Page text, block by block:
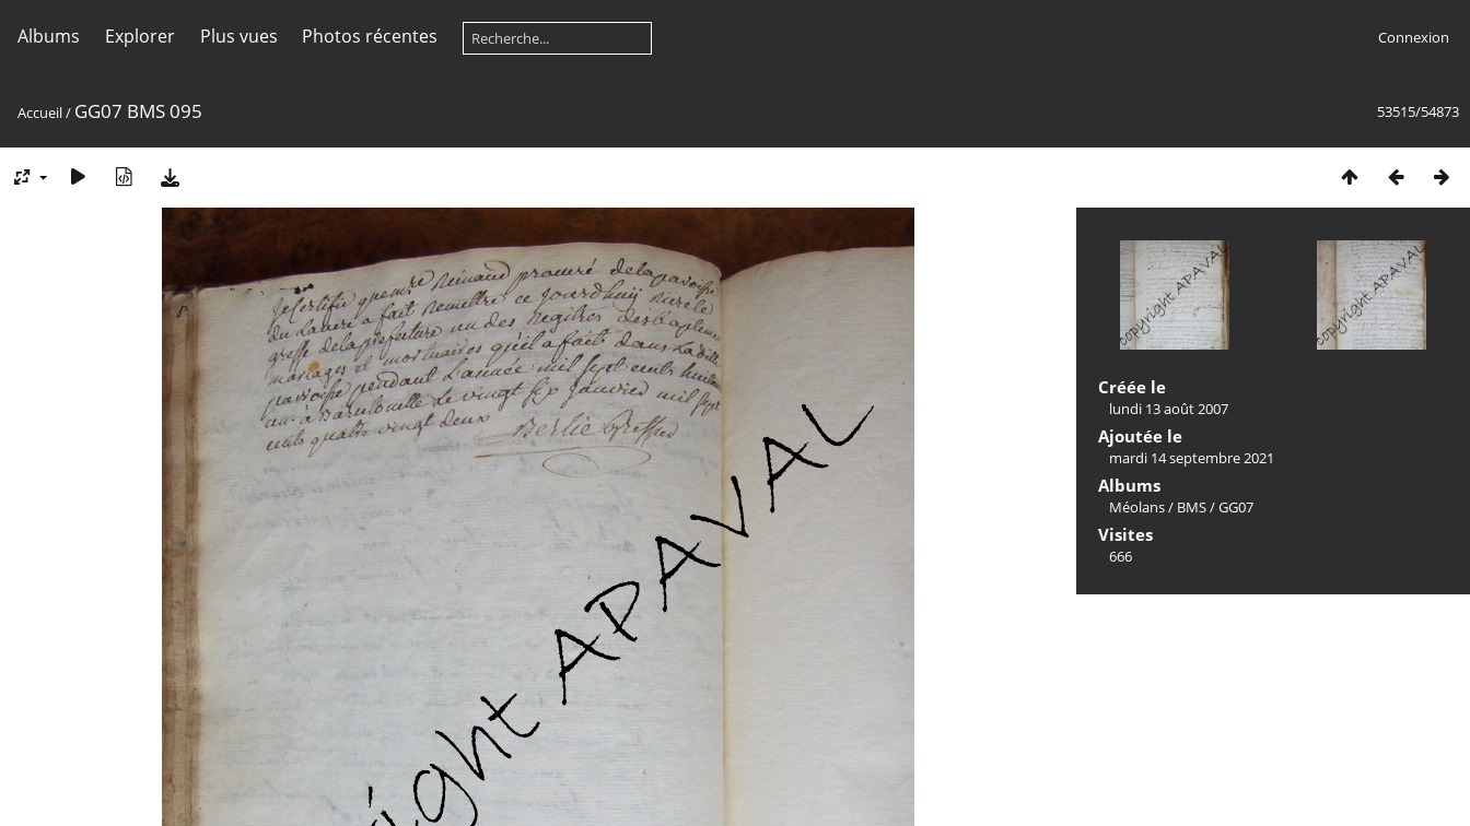
Albums Explorer Plus vues Photos récentes Connexion
53515/54873
Accueil/ GG07 BMS 095
Créée le
lundi 13 août 2007
Ajoutée le
mardi 14 septembre 2021
Albums
Méolans/ BMS/GG07
Visites
666